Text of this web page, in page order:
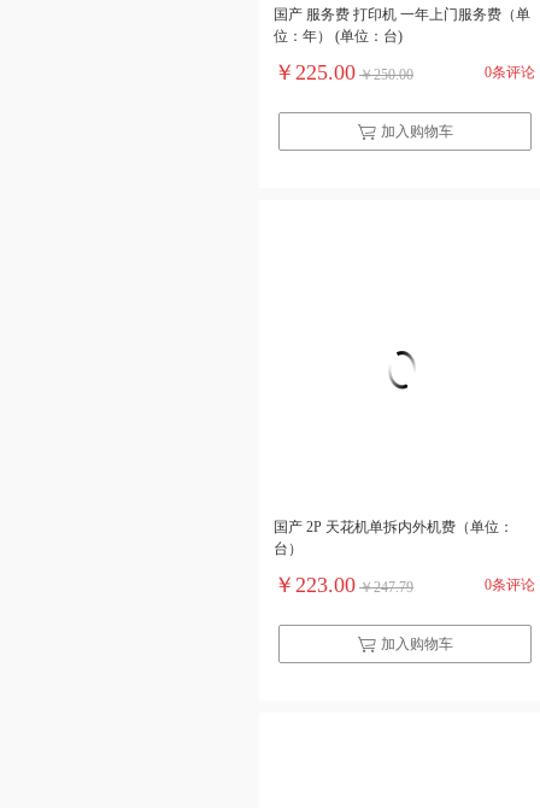
国产 服务费 打印机 一年上门服务费（单
位：年） (单位：台)
￥225.00 ￥250.00 0条评论
加入购物车
国产 2P 天花机单拆内外机费（单位：
台）
￥223.00 ￥247.79 0条评论
加入购物车